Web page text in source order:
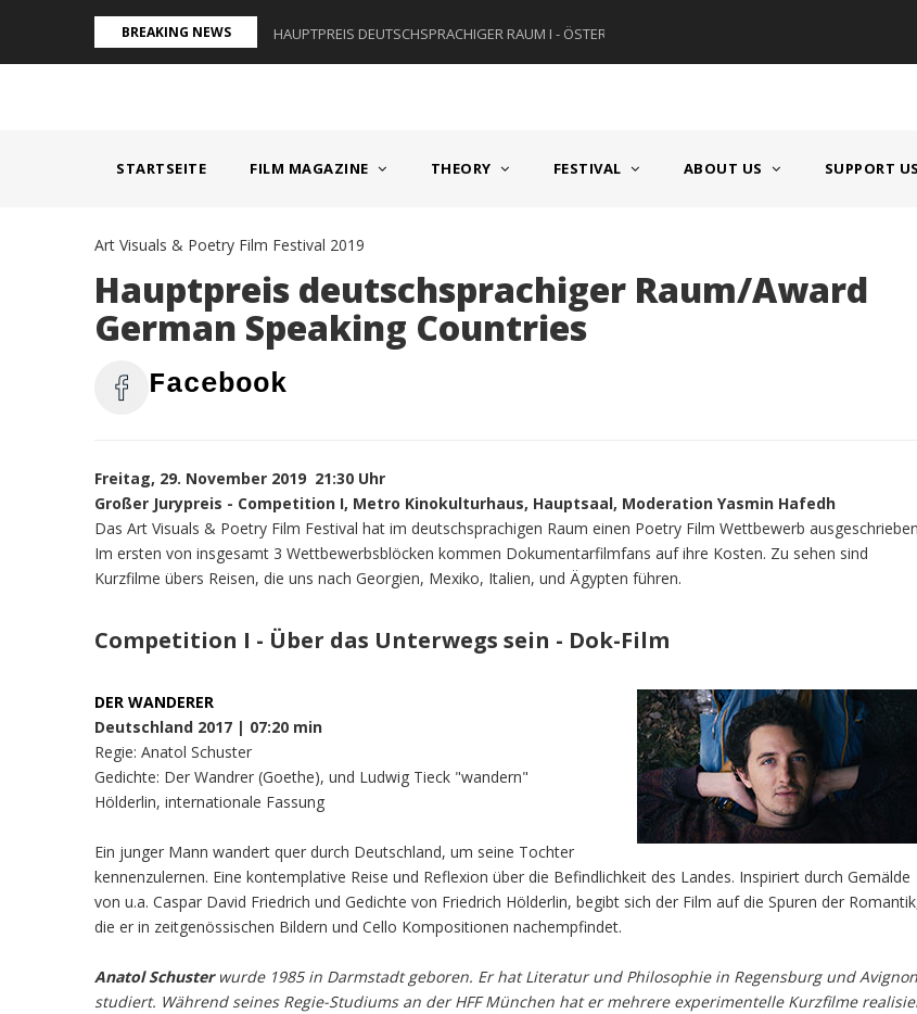
Inhalt
BREAKING NEWS
I - ÖSTERREICH HAUPTPREIS DEUTSCHSPRACHIGER RAUM I - ÖSTERREICH HAUPTPREIS
STARTSEITE FILM MAGAZINE THEORY FESTIVAL ABOUT US SUPPORT US
Art Visuals & Poetry Film Festival 2019
Hauptpreis deutschsprachiger Raum/Award
German Speaking Countries
Facebook
Freitag, 29. November 2019 21:30 Uhr
Großer Jurypreis - Competition I, Metro Kinokulturhaus, Hauptsaal, Moderation Yasmin Hafedh
Das Art Visuals & Poetry Film Festival hat im deutschsprachigen Raum einen Poetry Film Wettbewerb
Im ersten von insgesamt 3 Wettbewerbsblöcken kommen Dokumentarfilmfans auf ihre Kosten. Zu sehen sind
Kurzfilme übers Reisen, die uns nach Georgien, Mexiko, Italien, und Ägypten führen.
Competition I - Über das Unterwegs sein - Dok-Film
DER WANDERER
Deutschland 2017 | 07:20 min
Regie: Anatol Schuster
Gedichte: Der Wandrer (Goethe), und Ludwig Tieck "wandern"
Hölderlin, internationale Fassung
Ein junger Mann wandert quer durch Deutschland, um seine Tochter
kennenzulernen. Eine kontemplative Reise und Reflexion über die Befindlichkeit des Landes. Inspiriert durch Gemälde
von u.a. Caspar David Friedrich und Gedichte von Friedrich Hölderlin, begibt sich der Film auf die Spuren der
die er in zeitgenössischen Bildern und Cello Kompositionen nachempfindet.
Anatol Schuster wurde 1985 in Darmstadt geboren. Er hat Literatur und Philosophie in Regensburg und Avignon
studiert. Während seines Regie-Studiums an der HFF München hat er mehrere experimentelle Kurzfilme